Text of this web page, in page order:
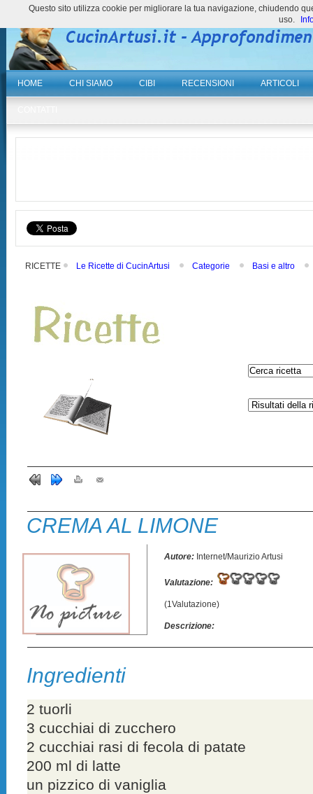
HOME CHI SIAMO CIBI RECENSIONI ARTICOLI
RICETTE Le Ricette di CucinArtusi Categorie Basi e altro
CREMA AL LIMONE
Autore: Internet/Maurizio Artusi
Valutazione:
(1Valutazione)
Descrizione:
Ingredienti
2 tuorli
3 cucchiai di zucchero
2 cucchiai rasi di fecola di patate
200 ml di latte
un pizzico di vaniglia
Questo sito utilizza cookie per migliorare la tua navigazione, chiudendo
uso.